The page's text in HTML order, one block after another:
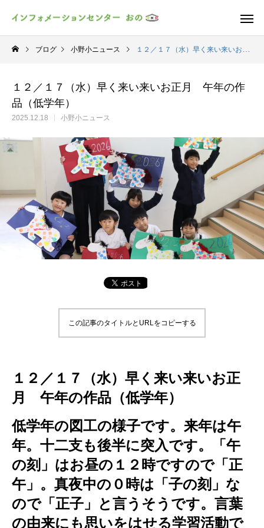
ブログ 小野小ニュース １２／１７（水）早く来い来いお正月 午年の作品（低学年）
１２／１７（水）早く来い来いお正月 午年の作
品（低学年）
2025.12.18 小野小ニュース
この記事のタイトルとURLをコピーする
１２／１７（水）早く来い来いお正
月 午年の作品（低学年）
低学年の図工の様子です。来年は午
年。十二支も後半に突入です。「午
の刻」はお昼の１２時ですので「正
午」。真夜中の０時は「子の刻」な
ので「正子」と言うそうです。言葉
の由来にも思いをはせる学習活動で